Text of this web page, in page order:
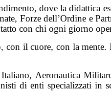
dove la didattica
Forze dell’Ordine e
con chi ogni giorno
con il cuore, con la mente.
Aeronautica
di enti specializzati in